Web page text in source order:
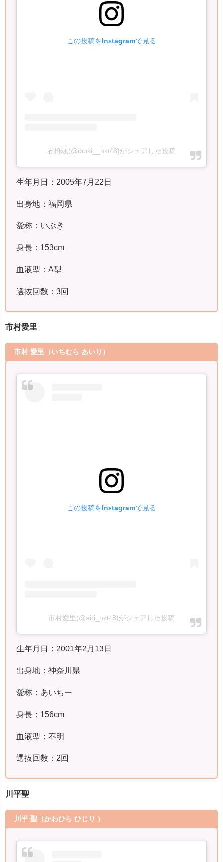
この投稿をInstagramで見る
石橋颯(@ibuki__hkt48)がシェアした投稿
生年月日：2005年7月22日
出身地：福岡県
愛称：いぶき
身長：153cm
血液型：A型
選抜回数：3回
市村愛里
市村 愛里 （いちむら あいり）
この投稿をInstagramで見る
市村愛里(@airi_hkt48)がシェアした投稿
生年月日：2001年2月13日
出身地：神奈川県
愛称：あいちー
身長：156cm
血液型：不明
選抜回数：2回
川平聖
川平 聖 （かわひら ひじり ）